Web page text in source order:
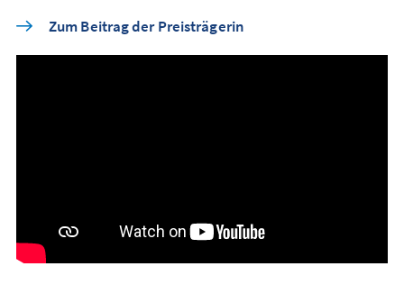
Zum Beitrag der Preisträgerin